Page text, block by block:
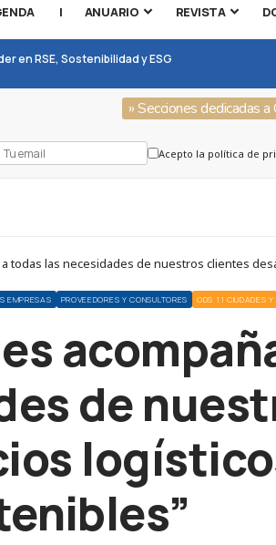
| ANUARIO REVISTA
en RSE, Sostenibilidad y ESG
» Secciones dedicadas
Acepto la política de
todas las necesidades de nuestros clientes
EMPRESAS PROVEEDORES Y CONSULTORES ODS 11 CIUDADES
de